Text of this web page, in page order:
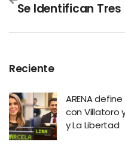
Reciente
ARENA
con Villatoro
y La Libertad